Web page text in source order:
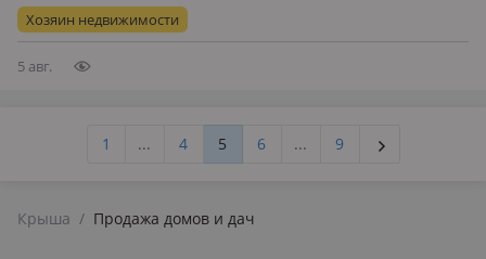
х ком. дом с большой кухней 120кв, и
с жилой времянкой во дворе 60…
Хозяин недвижимости
5 авг.
1 ... 4 5 6 ... 9
Крыша / Продажа домов и дач